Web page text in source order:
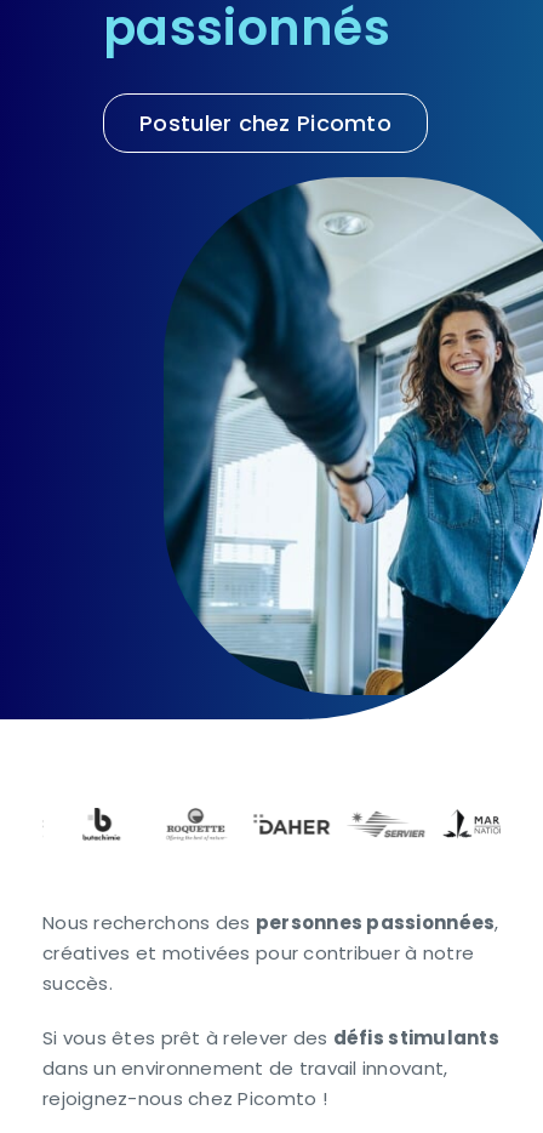
passionnés
Postuler chez Picomto
Nous recherchons des personnes passionnées,
créatives et motivées pour contribuer à notre
succès.
Si vous êtes prêt à relever des défis stimulants
dans un environnement de travail innovant,
rejoignez-nous chez Picomto !